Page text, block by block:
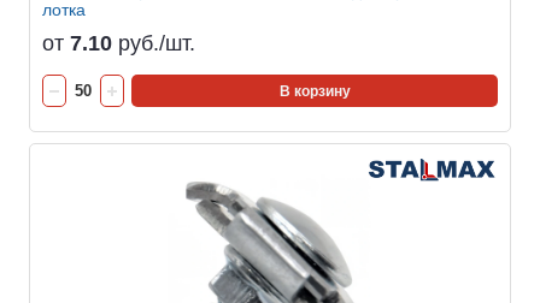
лотка
от 7.10 руб./шт.
В корзину